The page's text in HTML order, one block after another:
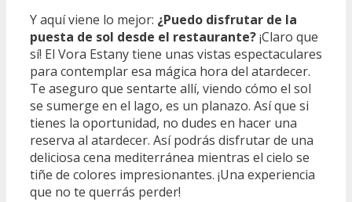
Y aquí viene lo mejor: ¿Puedo disfrutar de la
puesta de sol desde el restaurante?¡Claro que
sí! El Vora Estany tiene unas vistas espectaculares
para contemplar esa mágica hora del atardecer.
Te aseguro que sentarte allí, viendo cómo el sol
se sumerge en el lago, es un planazo. Así que si
tienes la oportunidad, no dudes en hacer una
reserva al atardecer. Así podrás disfrutar de una
deliciosa cena mediterránea mientras el cielo se
tiñe de colores impresionantes. ¡Una experiencia
que no te querrás perder!